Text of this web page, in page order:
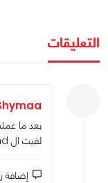
التعليقات
لقيت ال extend مقفول في ال c
إضافة